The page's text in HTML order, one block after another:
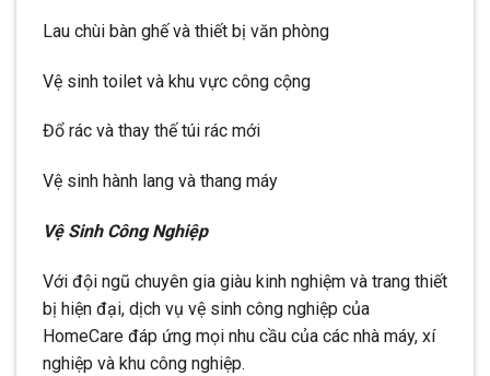
Lau chùi bàn ghế và thiết bị văn phòng
Vệ sinh toilet và khu vực công cộng
Đổ rác và thay thế túi rác mới
Vệ sinh hành lang và thang máy
Vệ Sinh Công Nghiệp
Với đội ngũ chuyên gia giàu kinh nghiệm và trang thiết
bị hiện đại, dịch vụ vệ sinh công nghiệp của
HomeCare đáp ứng mọi nhu cầu của các nhà máy, xí
nghiệp và khu công nghiệp.